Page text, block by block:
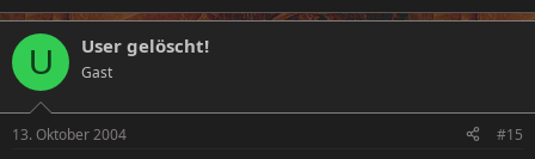
U User gelöscht!
Gast
13. Oktober 2004 #15